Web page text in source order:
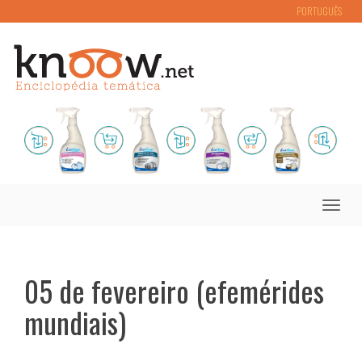
PORTUGUÊS
Toggle
05 de fevereiro (efemérides
mundiais)